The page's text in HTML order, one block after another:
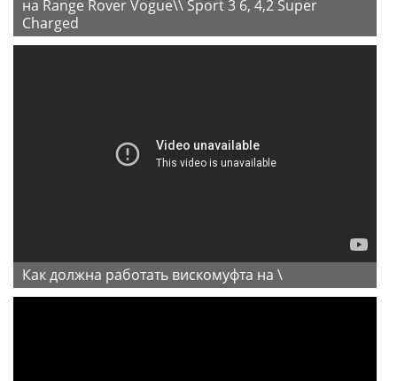
на Range Rover Vogue\\ Sport 3 6, 4,2 Super
Charged
Как должна работать вискомуфта на \